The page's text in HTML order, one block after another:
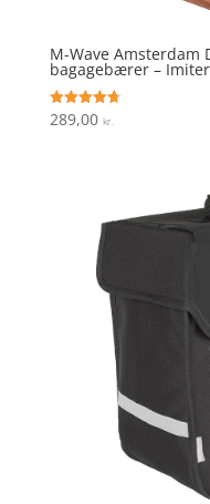
M-Wave Amsterdam
bagagebærer –
Vurderet
4.7
289,00 kr.